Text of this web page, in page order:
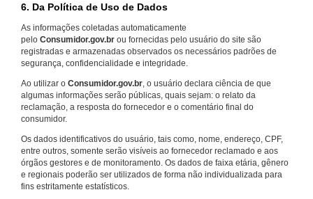
6. Da Política de Uso de Dados
As informações coletadas automaticamente
pelo Consumidor.gov.br ou fornecidas pelo usuário do site são
registradas e armazenadas observados os necessários padrões de
segurança, confidencialidade e integridade.
Ao utilizar o Consumidor.gov.br , o usuário declara ciência de que
algumas informações serão públicas, quais sejam: o relato da
reclamação, a resposta do fornecedor e o comentário final do
consumidor.
Os dados identificativos do usuário, tais como, nome, endereço, CPF,
entre outros, somente serão visíveis ao fornecedor reclamado e aos
órgãos gestores e de monitoramento. Os dados de faixa etária, gênero
e regionais poderão ser utilizados de forma não individualizada para
fins estritamente estatísticos.